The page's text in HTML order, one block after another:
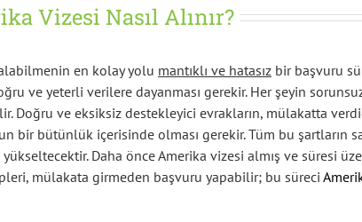
Vizesi Nasıl Alınır?
en kolay yolu mantıklı ve hatasız bir başvuru
ve yeterli verilere dayanması gerekir. Her şeyin
Doğru ve eksiksiz destekleyici evrakların, mülakatta
bir bütünlük içerisinde olması gerekir. Tüm bu şartların
yükseltecektir. Daha önce Amerika vizesi almış ve süresi
mülakata girmeden başvuru yapabilir; bu süreci